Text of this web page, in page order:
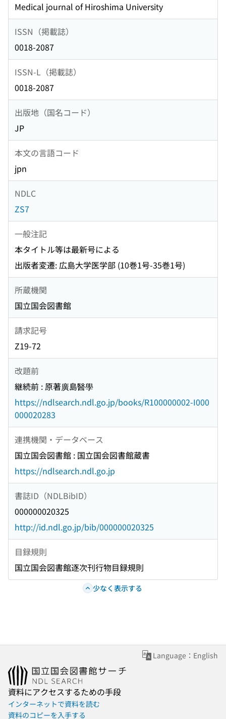
Medical journal of Hiroshima University
ISSN（掲載誌）
0018-2087
ISSN-L（掲載誌）
0018-2087
出版地（国名コード）
JP
本文の言語コード
jpn
NDLC
ZS7
一般注記
本タイトル等は最新号による
出版者変遷: 広島大学医学部 (10巻1号-35巻1号)
所蔵機関
国立国会図書館
請求記号
Z19-72
改題前
継続前 : 原著廣島醫學
https://ndlsearch.ndl.go.jp/books/R100000002-I000
000020283
連携機関・データベース
国立国会図書館 : 国立国会図書館蔵書
https://ndlsearch.ndl.go.jp
書誌ID（NDLBibID）
000000020325
http://id.ndl.go.jp/bib/000000020325
目録規則
国立国会図書館逐次刊行物目録規則
少なく表示する
Language：English
資料にアクセスするための手段
インターネットで資料を読む
資料のコピーを入手する